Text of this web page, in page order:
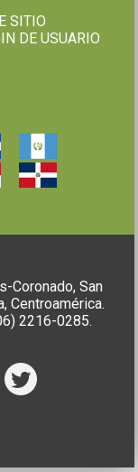
SITIO
DE USUARIO
Coronado, San
Centroamérica.
2216-0285.